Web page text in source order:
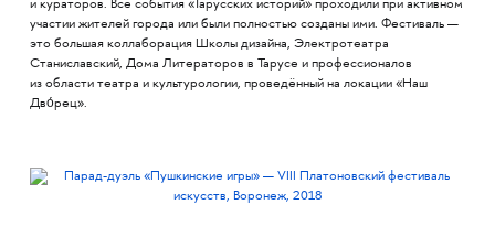
и кураторов. Все события «Тарусских историй» проходили при активном
участии жителей города или были полностью созданы ими. Фестиваль —
это большая коллаборация Школы дизайна, Электротеатра
Станиславский, Дома Литераторов в Тарусе и профессионалов
из области театра и культурологии, проведённый на локации «Наш
Дво́рец».